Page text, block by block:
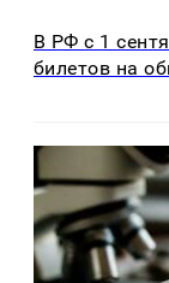
В РФ с 1
билетов на